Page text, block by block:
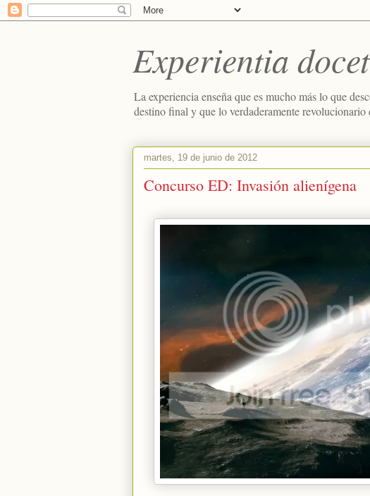
Experientia docet
La experiencia enseña que es mucho más lo que
destino final y que lo verdaderamente revolucionario
martes, 19 de junio de 2012
Concurso ED: Invasión alienígena